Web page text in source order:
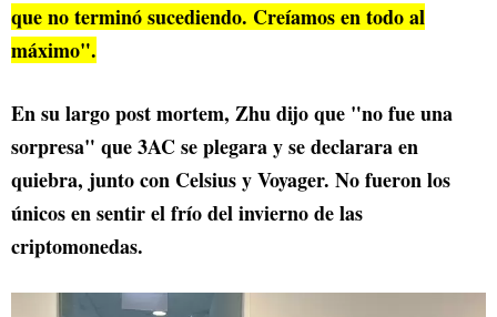
que no terminó sucediendo. Creíamos en todo al
máximo".
En su largo post mortem, Zhu dijo que "no fue una
sorpresa" que 3AC se plegara y se declarara en
quiebra, junto con Celsius y Voyager. No fueron los
únicos en sentir el frío del invierno de las
criptomonedas.